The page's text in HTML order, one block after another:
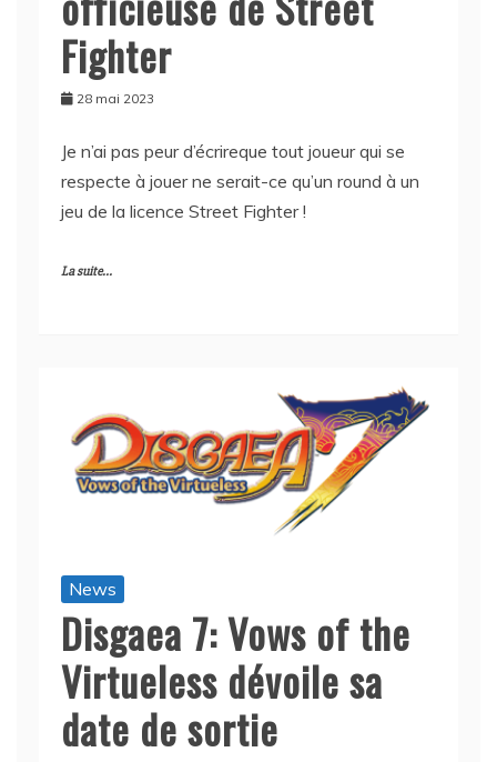
Fighter
28 mai 2023
Je n’ai pas peur d’écrireque tout joueur qui se
respecte à jouer ne serait-ce qu’un round à un
jeu de la licence Street Fighter !
La suite...
News
Disgaea 7: Vows of the
Virtueless dévoile sa
date de sortie